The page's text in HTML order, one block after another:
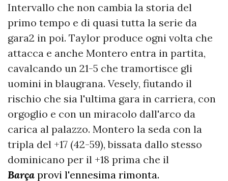
Intervallo che non cambia la storia del
primo tempo e di quasi tutta la serie da
gara2 in poi. Taylor produce ogni volta che
attacca e anche Montero entra in partita,
cavalcando un 21-5 che tramortisce gli
uomini in blaugrana. Vesely, fiutando il
rischio che sia l'ultima gara in carriera, con
orgoglio e con un miracolo dall'arco da
carica al palazzo. Montero la seda con la
tripla del +17 (42-59), bissata dallo stesso
dominicano per il +18 prima che il
Barça provi l'ennesima rimonta.